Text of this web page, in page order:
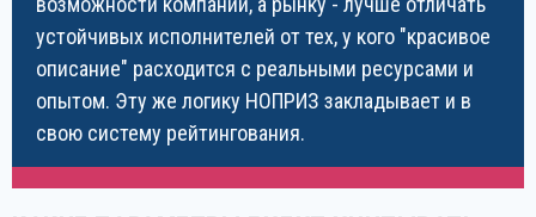
устойчивых исполнителей от тех, у кого "красивое
описание" расходится с реальными ресурсами и
опытом. Эту же логику НОПРИЗ закладывает и в
свою систему рейтингования.